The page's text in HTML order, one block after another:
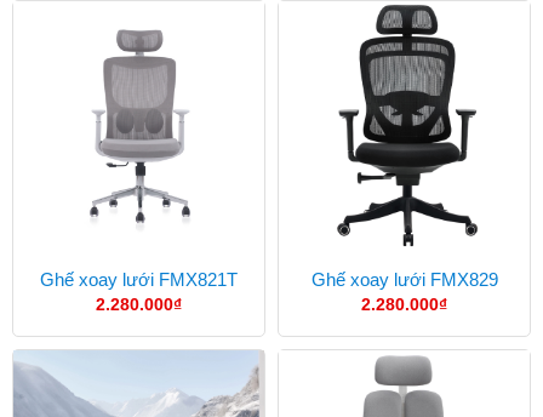
Ghế xoay lưới FMX821T
2.280.000₫
Ghế xoay lưới FMX829
2.280.000₫